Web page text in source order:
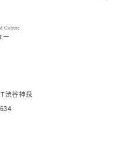
Culture
ー
渋谷神泉